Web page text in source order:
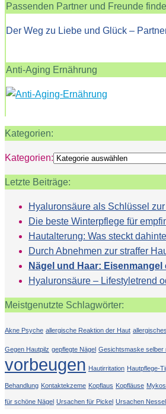
Passenden Partner und Freunde
Der Weg zu Liebe und Glück –
Anti-Aging Ernährung
Kategorien:
Kategorien:
Letzte Beiträge:
Hyaluronsäure als Schlüssel
Die beste Winterpflege für
Hautalterung: Was steckt
Durch Abnehmen zur straffer
Nägel und Haar:
Hyaluronsäure – Lifestyletrend
Meistgenutzte Schlagwörter:
Akne Psyche allergische Reaktion der Haut
Gegen Hautpilz gepflegte Nägel Gesichtsmaske selber
vorbeugen Hautirritation Hautpflege-
Behandlung Kontaktekzeme Kopflaus Kopfläuse
für schöne Nägel Ursachen für Pickel Ursachen